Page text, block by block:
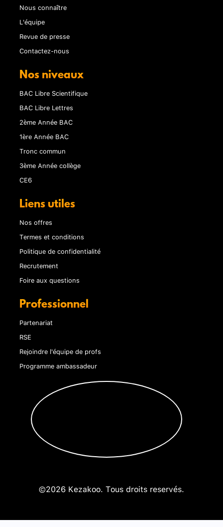
Nous connaître
L'équipe
Revue de presse
Contactez-nous
Nos niveaux
BAC Libre Scientifique
BAC Libre Lettres
2ème Année BAC
1ère Année BAC
Tronc commun
3ème Année collège
CE6
Liens utiles
Nos offres
Termes et conditions
Politique de confidentialité
Recrutement
Foire aux questions
Professionnel
Partenariat
RSE
Rejoindre l'équipe de profs
Programme ambassadeur
©2026 Kezakoo. Tous droits reservés.